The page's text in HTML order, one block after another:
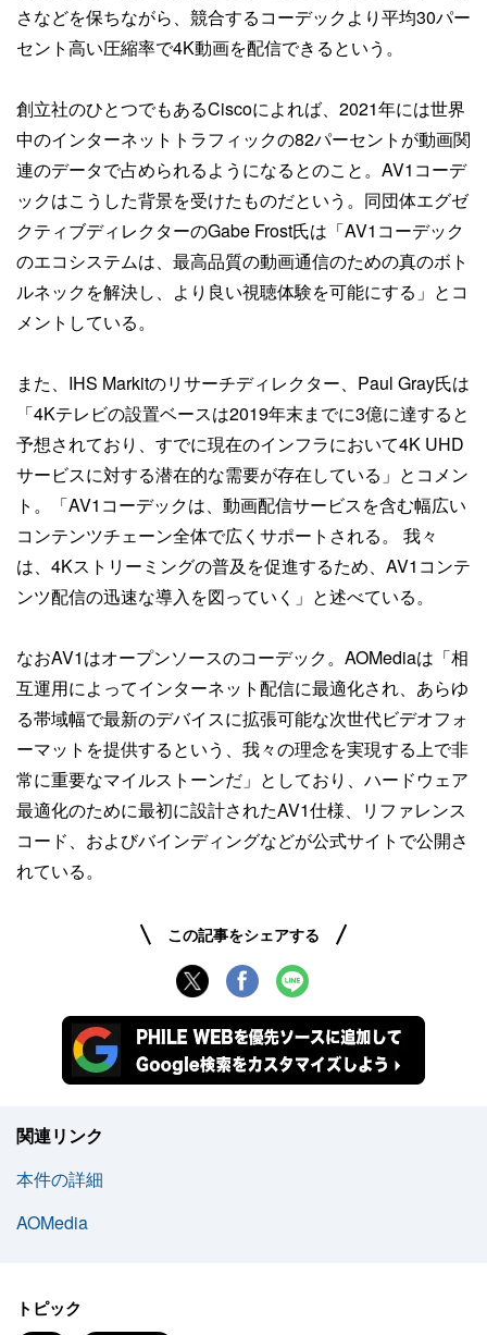
さなどを保ちながら、競合するコーデックより平均30パー
セント高い圧縮率で4K動画を配信できるという。
創立社のひとつでもあるCiscoによれば、2021年には世界
中のインターネットトラフィックの82パーセントが動画関
連のデータで占められるようになるとのこと。AV1コーデ
ックはこうした背景を受けたものだという。同団体エグゼ
クティブディレクターのGabe Frost氏は「AV1コーデック
のエコシステムは、最高品質の動画通信のための真のボト
ルネックを解決し、より良い視聴体験を可能にする」とコ
メントしている。
また、IHS Markitのリサーチディレクター、Paul Gray氏は
「4Kテレビの設置ベースは2019年末までに3億に達すると
予想されており、すでに現在のインフラにおいて4K UHD
サービスに対する潜在的な需要が存在している」とコメン
ト。「AV1コーデックは、動画配信サービスを含む幅広い
コンテンツチェーン全体で広くサポートされる。 我々
は、4Kストリーミングの普及を促進するため、AV1コンテ
ンツ配信の迅速な導入を図っていく」と述べている。
なおAV1はオープンソースのコーデック。AOMediaは「相
互運用によってインターネット配信に最適化され、あらゆ
る帯域幅で最新のデバイスに拡張可能な次世代ビデオフォ
ーマットを提供するという、我々の理念を実現する上で非
常に重要なマイルストーンだ」としており、ハードウェア
最適化のために最初に設計されたAV1仕様、リファレンス
コード、およびバインディングなどが公式サイトで公開さ
れている。
この記事をシェアする
関連リンク
本件の詳細
AOMedia
トピック